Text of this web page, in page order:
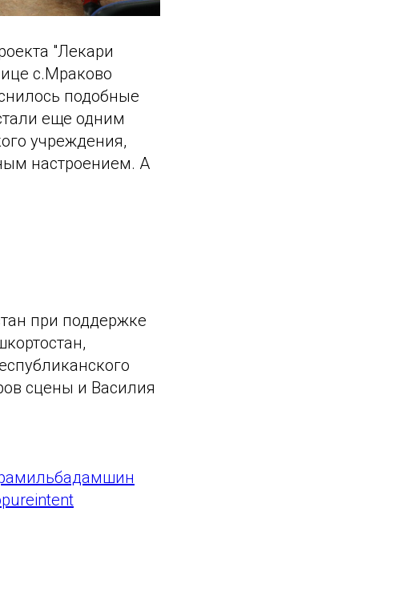
"Лекари
с.Мраково
подобные
еще одним
учреждения,
настроением. А
при поддержке
сцены и Василия